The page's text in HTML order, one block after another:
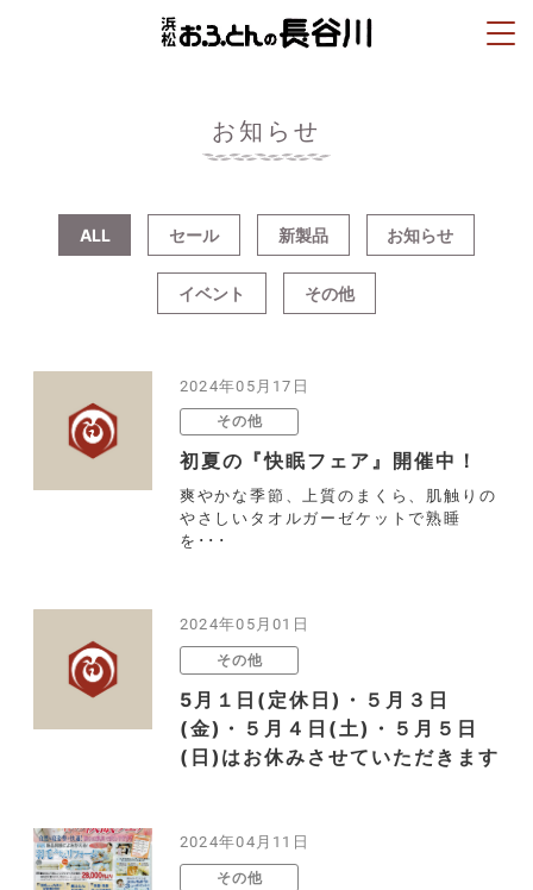
お知らせ
ALL セール 新製品 お知らせ
イベント その他
2024年05月17日
その他
初夏の『快眠フェア』開催中！
爽やかな季節、上質のまくら、肌触りの
やさしいタオルガーゼケットで熟睡
を･･･
2024年05月01日
その他
5月１日(定休日)・５月３日
(金)・５月４日(土)・５月５日
(日)はお休みさせていただきます
2024年04月11日
その他